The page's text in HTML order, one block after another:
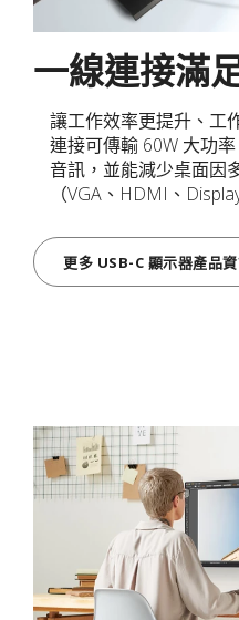
一線連接滿
讓工作效率更提升、工
連接可傳輸 60W 大功
音訊，並能減少桌面因
（VGA、HDMI、
更多 USB-C 顯示器產品